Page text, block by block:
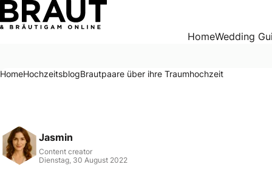
HomeWedding
HomeHochzeitsblogBrautpaare über ihre Traumhochzeit
Jasmin
Content creator
Dienstag, 30 August 2022